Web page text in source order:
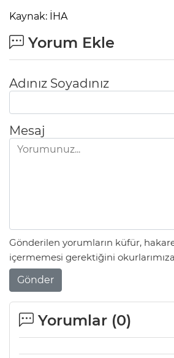
Kaynak: İHA
Yorum Ekle
Adınız Soyadınız
Mesaj
Gönderilen yorumların küfür,
içermemesi gerektiğini
Gönder
Yorumlar (0)